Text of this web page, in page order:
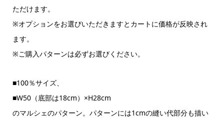
ただけます。
※オプションをお選びいただきますとカートに価格が反映され
ます。
※ご購入パターンは必ずお選びください。
■100％サイズ、
■W50（底部は18cm）×H28cm
のマルシェのパターン。パターンには1cmの縫い代部分も描い